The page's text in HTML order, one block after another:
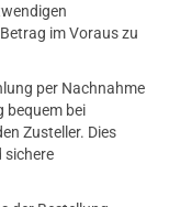
im Voraus zu
per Nachnahme
bequem bei
Zusteller. Dies
sichere